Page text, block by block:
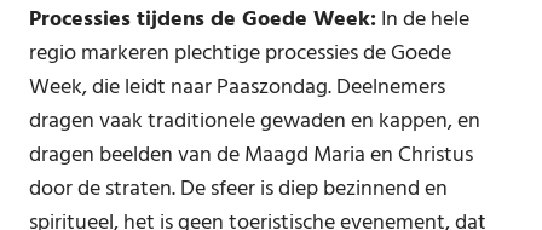
Processies tijdens de Goede Week:In de hele
regio markeren plechtige processies de Goede
Week, die leidt naar Paaszondag. Deelnemers
dragen vaak traditionele gewaden en kappen, en
dragen beelden van de Maagd Maria en Christus
door de straten. De sfeer is diep bezinnend en